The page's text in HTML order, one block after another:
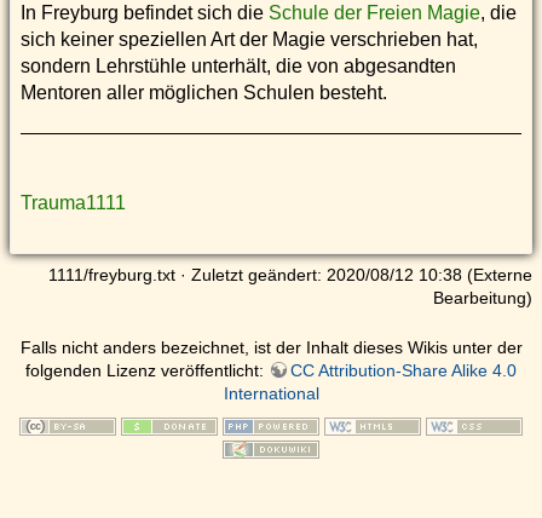
In Freyburg befindet sich die Schule der Freien Magie, die
sich keiner speziellen Art der Magie verschrieben hat,
sondern Lehrstühle unterhält, die von abgesandten
Mentoren aller möglichen Schulen besteht.
Trauma1111
1111/freyburg.txt · Zuletzt geändert: 2020/08/12 10:38 (Externe
Bearbeitung)
Falls nicht anders bezeichnet, ist der Inhalt dieses Wikis unter der
folgenden Lizenz veröffentlicht:
CC Attribution-Share Alike 4.0
International